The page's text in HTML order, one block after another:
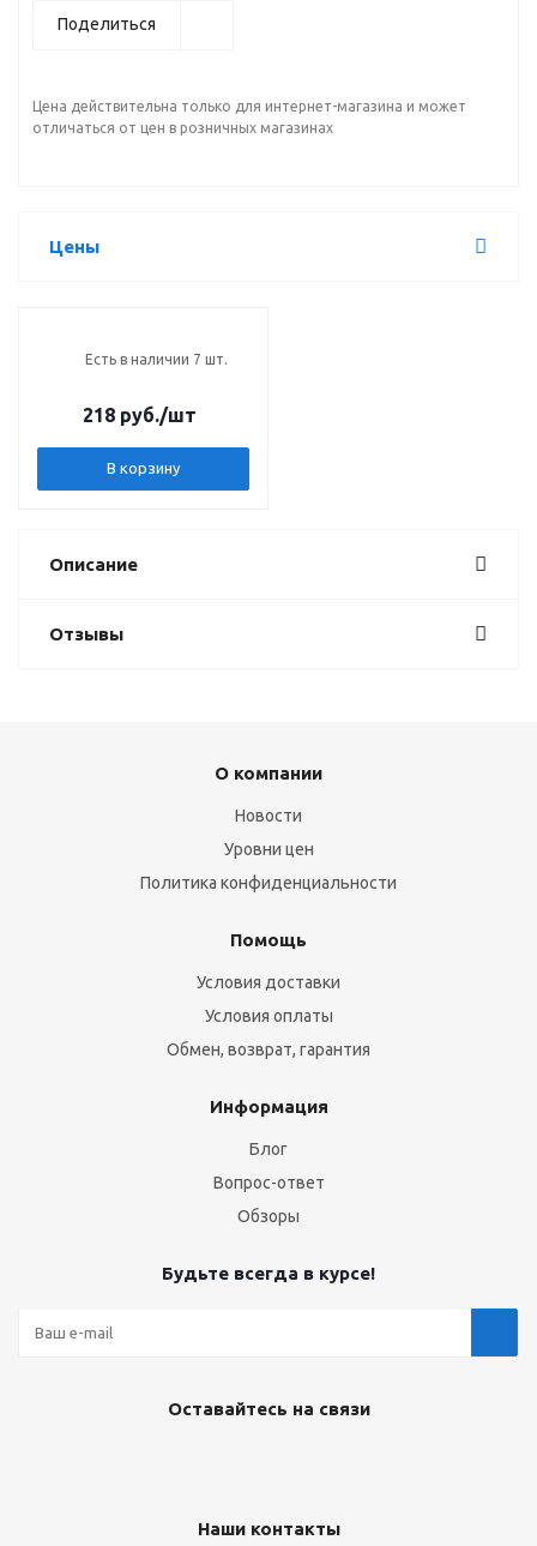
Поделиться
Цена действительна только для интернет-магазина и может
отличаться от цен в розничных магазинах
Цены
Есть в наличии 7 шт.
218 руб./шт
В корзину
Описание
Отзывы
О компании
Новости
Уровни цен
Политика конфиденциальности
Помощь
Условия доставки
Условия оплаты
Обмен, возврат, гарантия
Информация
Блог
Вопрос-ответ
Обзоры
Будьте всегда в курсе!
Оставайтесь на связи
Наши контакты